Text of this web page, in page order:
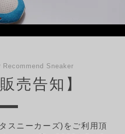
Recommend Sneaker
売告知】
スニーカーズ)をご利用頂